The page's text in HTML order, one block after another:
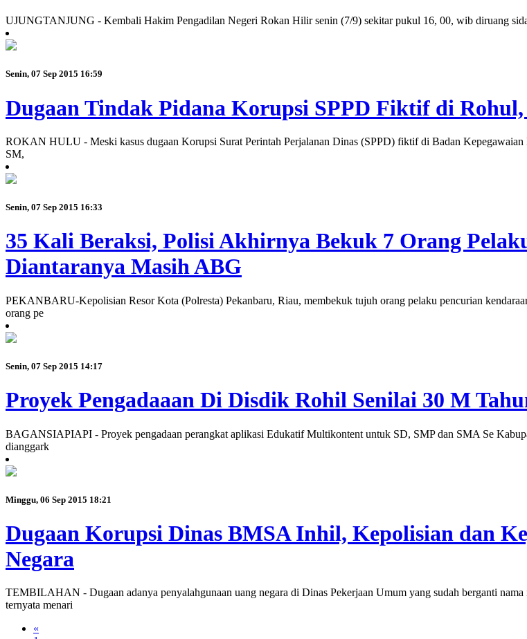
UJUNGTANJUNG - Kembali Hakim Pengadilan Negeri Rokan Hilir senin (7/9) sekitar pukul 16, 00, wib diruang
Senin, 07 Sep 2015 16:59
Dugaan Tindak Pidana Korupsi SPPD Fiktif di
ROKAN HULU - Meski kasus dugaan Korupsi Surat Perintah Perjalanan Dinas (SPPD) fiktif di Badan
SM,
Senin, 07 Sep 2015 16:33
35 Kali Beraksi, Polisi Akhirnya Bekuk 7 Orang
Diantaranya Masih ABG
PEKANBARU-Kepolisian Resor Kota (Polresta) Pekanbaru, Riau, membekuk tujuh orang pelaku pencurian
orang pe
Senin, 07 Sep 2015 14:17
Proyek Pengadaaan Di Disdik Rohil Senilai 30 M
BAGANSIAPIAPI - Proyek pengadaan perangkat aplikasi Edukatif Multikontent untuk SD, SMP dan SMA Se
dianggark
Minggu, 06 Sep 2015 18:21
Dugaan Korupsi Dinas BMSA Inhil, Kepolisian dan
Negara
TEMBILAHAN - Dugaan adanya penyalahgunaan uang negara di Dinas Pekerjaan Umum yang sudah berganti
ternyata menari
«